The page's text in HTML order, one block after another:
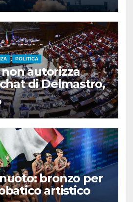
POLITICA
autorizza
di Delmastro,
segreto
bronzo per
artistico